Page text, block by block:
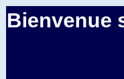
Bienvenue